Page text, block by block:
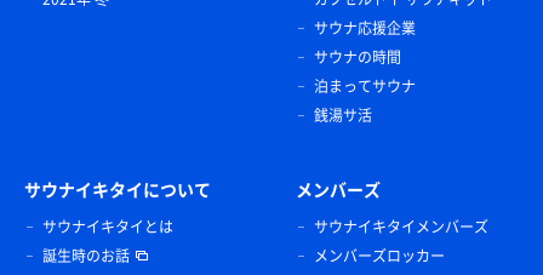
サウナ応援企業
サウナの時間
泊まってサウナ
銭湯サ活
サウナイキタイについて
サウナイキタイとは
誕生時のお話
メンバーズ
サウナイキタイメンバーズ
メンバーズロッカー